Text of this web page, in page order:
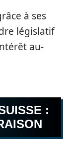
à ses
législatif
au-
: